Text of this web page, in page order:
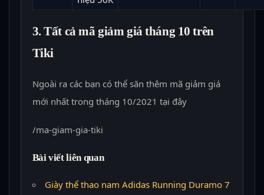
3. Tất cả mã giảm giá tháng 10 trên
Tiki
Ngoài ra các bạn có thể săn thêm mã giảm giá
mới nhất trong tháng 10/2021 tại đây
/ma-giam-gia-tiki
Bài viết liên quan
Giày thể thao nam Adidas Running Duramo 7